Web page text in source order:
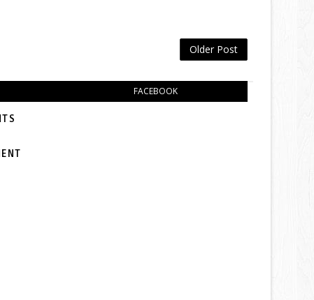
Older Post
FACEBOOK